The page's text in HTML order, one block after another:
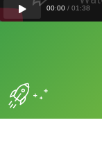
00:00 / 01 :38